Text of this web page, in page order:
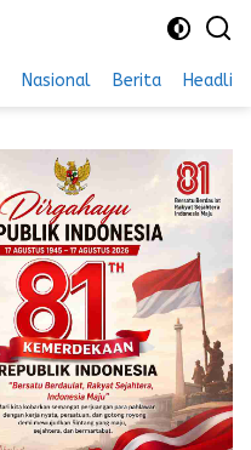
Nasional Berita Headline